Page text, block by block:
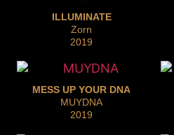
ILLUMINATE
Zorn
2019
MESS UP YOUR DNA
MUYDNA
2019